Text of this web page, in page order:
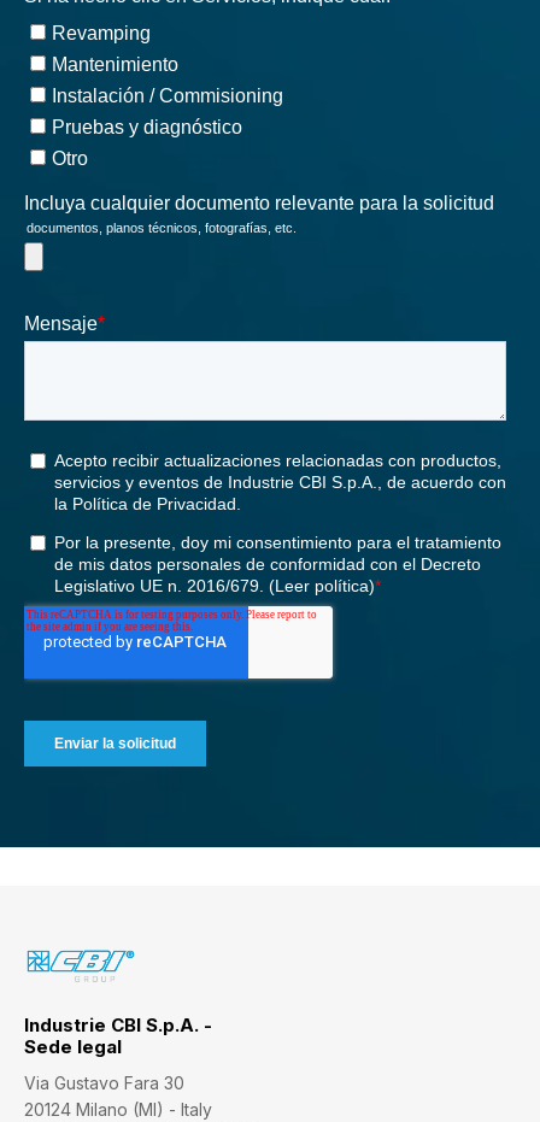
Industrie CBI S.p.A. -
Sede legal
Via Gustavo Fara 30
20124 Milano (MI) - Italy